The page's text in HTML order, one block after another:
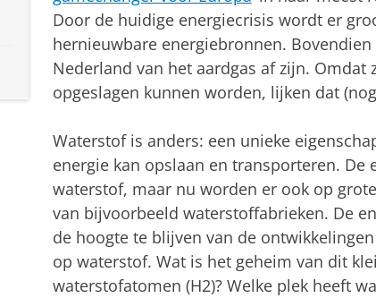
Door de huidige energiecrisis wordt er
hernieuwbare energiebronnen.
Nederland van het aardgas af zijn. Omdat
opgeslagen kunnen worden, lijken dat
Waterstof is anders: een unieke
energie kan opslaan en transporteren. De
waterstof, maar nu worden er ook op
van bijvoorbeeld waterstoffabrieken. De
de hoogte te blijven van de
op waterstof. Wat is het geheim van dit
waterstofatomen (H2)? Welke plek heeft